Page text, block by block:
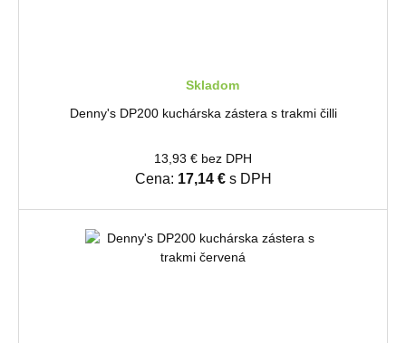
Skladom
Denny's DP200 kuchárska zástera s trakmi čilli
13,93 € bez DPH
Cena: 17,14 €s DPH